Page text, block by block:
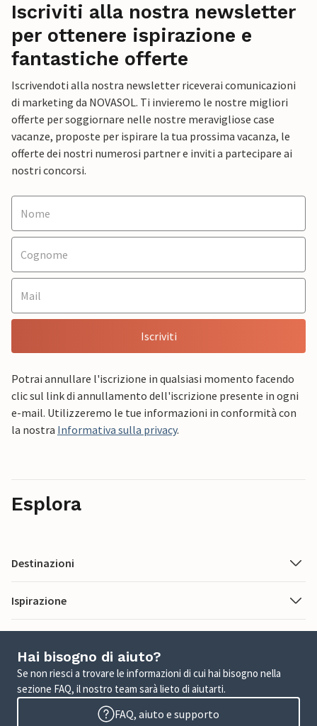
Iscriviti alla nostra newsletter
per ottenere ispirazione e
fantastiche offerte
Iscrivendoti alla nostra newsletter riceverai comunicazioni
di marketing da NOVASOL. Ti invieremo le nostre migliori
offerte per soggiornare nelle nostre meravigliose case
vacanze, proposte per ispirare la tua prossima vacanza, le
offerte dei nostri numerosi partner e inviti a partecipare ai
nostri concorsi.
Iscriviti
Potrai annullare l'iscrizione in qualsiasi momento facendo
clic sul link di annullamento dell'iscrizione presente in ogni
e-mail. Utilizzeremo le tue informazioni in conformità con
la nostra Informativa sulla privacy.
Esplora
Destinazioni
Ispirazione
Hai bisogno di aiuto?
Se non riesci a trovare le informazioni di cui hai bisogno nella
sezione FAQ, il nostro team sarà lieto di aiutarti.
FAQ, aiuto e supporto